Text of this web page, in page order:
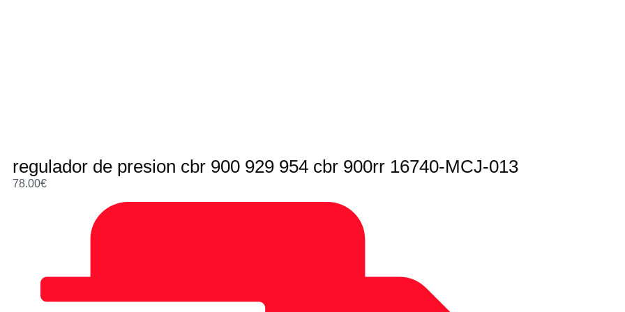
regulador de presion cbr 900 929 954 cbr 900rr 16740-MCJ-013
78.00€